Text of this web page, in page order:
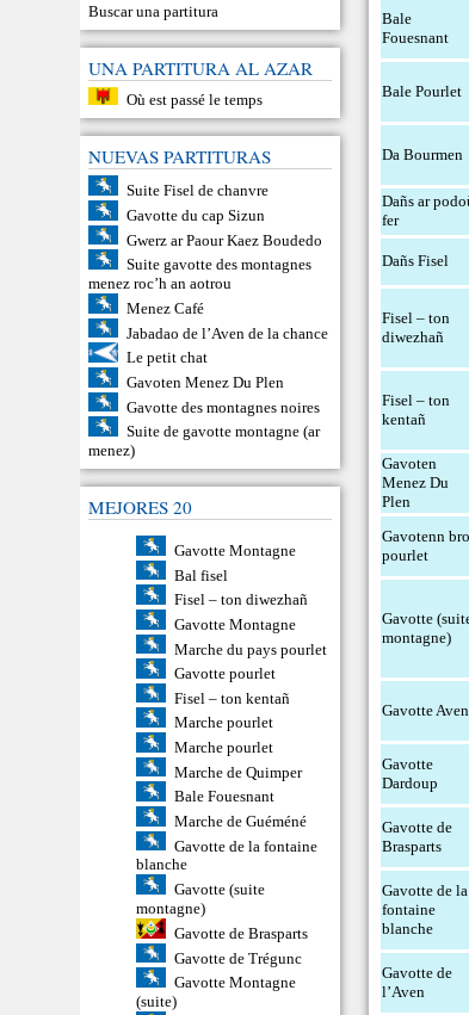
Buscar una partitura
UNA PARTITURA AL AZAR
Où est passé le temps
NUEVAS PARTITURAS
Suite Fisel de chanvre
Gavotte du cap Sizun
Gwerz ar Paour Kaez Boudedo
Suite gavotte des montagnes
menez roc’h an aotrou
Menez Café
Jabadao de l’Aven de la chance
Le petit chat
Gavoten Menez Du Plen
Gavotte des montagnes noires
Suite de gavotte montagne (ar
menez)
MEJORES 20
Gavotte Montagne
Bal fisel
Fisel – ton diwezhañ
Gavotte Montagne
Marche du pays pourlet
Gavotte pourlet
Fisel – ton kentañ
Marche pourlet
Marche pourlet
Marche de Quimper
Bale Fouesnant
Marche de Guéméné
Gavotte de la fontaine
blanche
Gavotte (suite
montagne)
Gavotte de Brasparts
Gavotte de Trégunc
Gavotte Montagne
(suite)
Bale
Fouesnant
Bale Pourlet
Da Bourmen
Dañs ar
fer
Dañs Fisel
Fisel – ton
diwezhañ
Fisel – ton
kentañ
Gavoten
Menez Du
Plen
Gavotenn bro
pourlet
Gavotte
montagne)
Gavotte Aven
Gavotte
Dardoup
Gavotte de
Brasparts
Gavotte de la
fontaine
blanche
Gavotte de
l’Aven